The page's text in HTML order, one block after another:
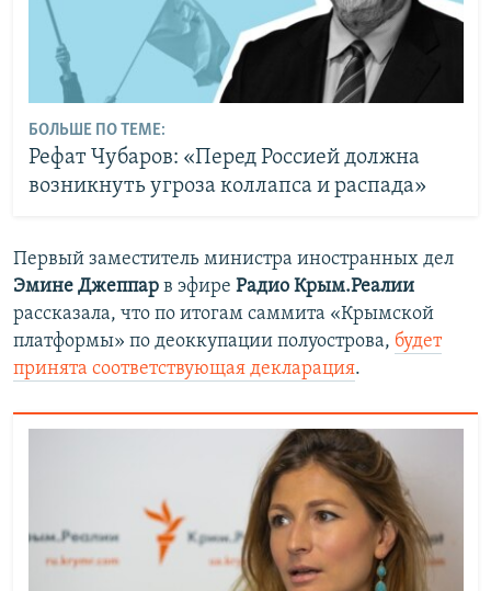
БОЛЬШЕ ПО ТЕМЕ:
Рефат Чубаров: «Перед Россией должна
возникнуть угроза коллапса и распада»
Первый заместитель министра иностранных дел
Эмине Джеппар в эфире Радио Крым.Реалии
рассказала, что по итогам саммита «Крымской
платформы» по деоккупации полуострова, будет
принята соответствующая декларация.